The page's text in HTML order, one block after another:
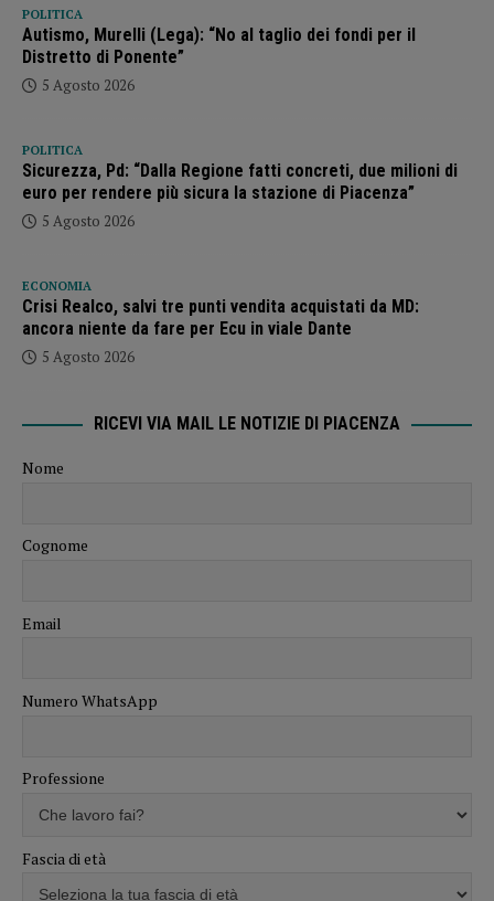
POLITICA
Autismo, Murelli (Lega): “No al taglio dei fondi per il
Distretto di Ponente”
5 Agosto 2026
POLITICA
Sicurezza, Pd: “Dalla Regione fatti concreti, due milioni di
euro per rendere più sicura la stazione di Piacenza”
5 Agosto 2026
ECONOMIA
Crisi Realco, salvi tre punti vendita acquistati da MD:
ancora niente da fare per Ecu in viale Dante
5 Agosto 2026
RICEVI VIA MAIL LE NOTIZIE DI PIACENZA
Nome
Cognome
Email
Numero WhatsApp
Professione
Fascia di età